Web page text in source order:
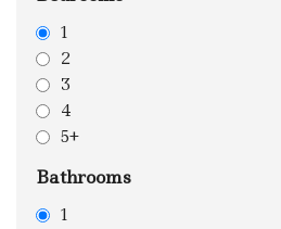
1
2
3
4
5+
Bathrooms
1